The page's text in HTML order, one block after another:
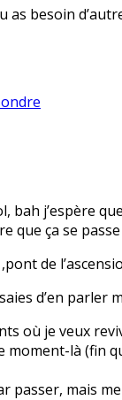
as besoin
bah j’espère
que ça se
de
d’en parler
où je veux
là (fin
passer, mais